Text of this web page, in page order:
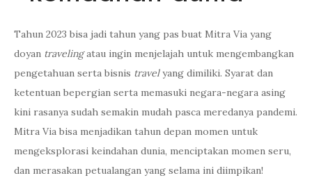
Tahun 2023 bisa jadi tahun yang pas buat Mitra Via yang
doyan travelingatau ingin menjelajah untuk mengembangkan
pengetahuan serta bisnis travelyang dimiliki. Syarat dan
ketentuan bepergian serta memasuki negara-negara asing
kini rasanya sudah semakin mudah pasca meredanya pandemi.
Mitra Via bisa menjadikan tahun depan momen untuk
mengeksplorasi keindahan dunia, menciptakan momen seru,
dan merasakan petualangan yang selama ini diimpikan!